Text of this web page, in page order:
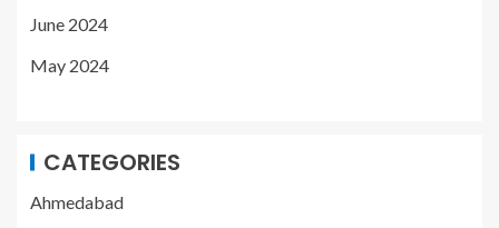
June 2024
May 2024
CATEGORIES
Ahmedabad